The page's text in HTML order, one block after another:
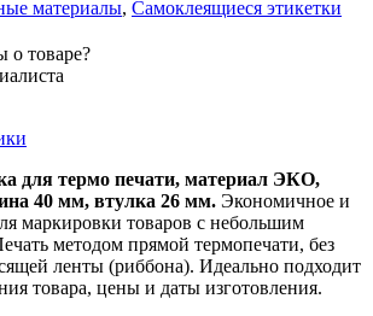
материалы, Самоклеящиеся этикетки
о товаре?
для термо печати, материал ЭКО,
40 мм, втулка 26 мм. Экономичное и
маркировки товаров с небольшим
методом прямой термопечати, без
ленты (риббона). Идеально подходит
товара, цены и даты изготовления.